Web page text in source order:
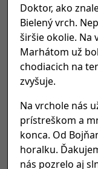
Doktor, ako
Bielený vrch.
širšie okolie. Na
Marhátom už
chodiacich na
zvyšuje.
Na vrchole nás
prístreškom a
konca. Od
horalku.
nás pozrelo aj